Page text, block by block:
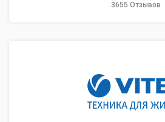
3655 Отзывов